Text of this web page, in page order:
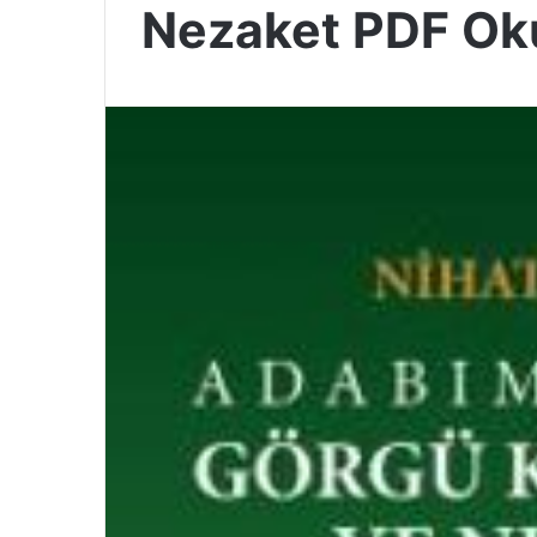
Nezaket PDF